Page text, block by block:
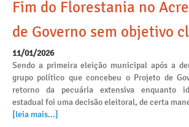
Fim do Florestania no
de Governo sem objetivo
11/01/2026
Sendo a primeira eleição municipal após a
grupo político que concebeu o Projeto de
retorno da pecuária extensiva enquanto
estadual foi uma decisão eleitoral, de certa
[leia mais...]